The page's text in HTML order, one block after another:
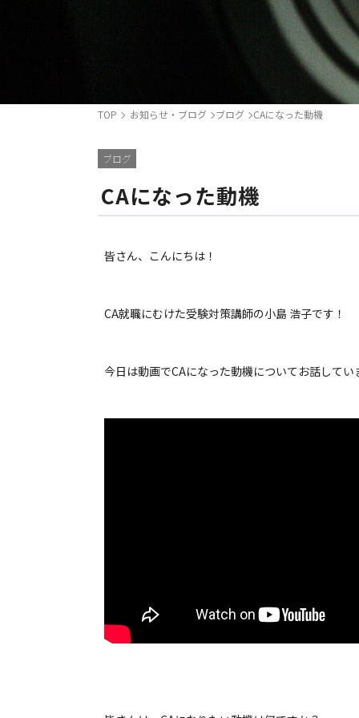
TOP お知らせ・ブログ ブログ CAになった動機
ブログ
CAになった動機
皆さん、こんにちは！
CA就職にむけた受験対策講師の小島 浩子です！
今日は動画でCAになった動機についてお話してい